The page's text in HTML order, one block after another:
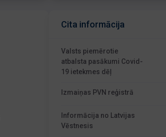
Cita informācija
Valsts piemērotie
atbalsta pasākumi Covid-
19 ietekmes dēļ
Izmaiņas PVN reģistrā
Informācija no Latvijas
Vēstnesis